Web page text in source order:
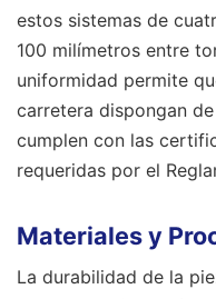
estos sistemas de
100 milímetros entre
uniformidad permite
carretera dispongan
cumplen con las
requeridas por el
Materiales y
La durabilidad de la